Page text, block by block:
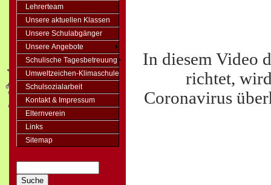
Lehrerteam
Unsere aktuellen Klassen
Unsere Schulabgänger
Unsere Angebote
Schulische Tagesbetreuung
Umweltzeichen-Klimaschule
Schulsozialarbeit
Kontakt & Impressum
Elternverein
Links
Sitemap
In diesem Video
richtet,
Coronavirus